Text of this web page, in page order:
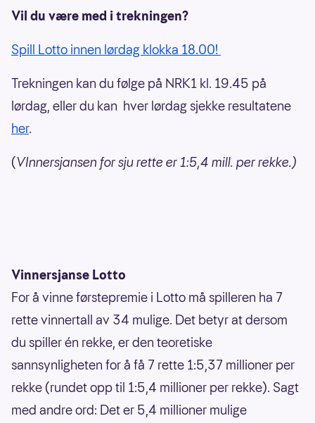
Vil du være med i trekningen?
Spill Lotto innen lørdag klokka 18.00!
Trekningen kan du følge på NRK1 kl. 19.45 på
lørdag, eller du kan hver lørdag sjekke resultatene
her.
(VInnersjansen for sju rette er 1:5,4 mill. per rekke.)
Vinnersjanse Lotto
For å vinne førstepremie i Lotto må spilleren ha 7
rette vinnertall av 34 mulige. Det betyr at dersom
du spiller én rekke, er den teoretiske
sannsynligheten for å få 7 rette 1:5,37 millioner per
rekke (rundet opp til 1:5,4 millioner per rekke). Sagt
med andre ord: Det er 5,4 millioner mulige